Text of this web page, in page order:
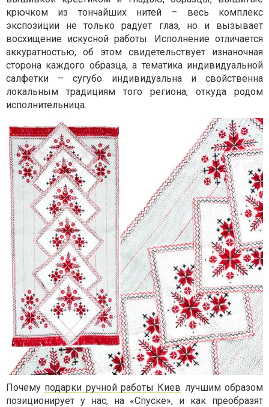
крючком из тончайших нитей – весь комплекс
экспозиции не только радует глаз, но и вызывает
восхищение искусной работы. Исполнение отличается
аккуратностью, об этом свидетельствует изнаночная
сторона каждого образца, а тематика индивидуальной
салфетки – сугубо индивидуальна и свойственна
локальным традициям того региона, откуда родом
исполнительница.
Почему подарки ручной работы Киев лучшим образом
позиционирует у нас, на «Спуске», и как преобразят